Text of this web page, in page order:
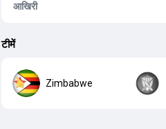
आखिरी
टीमें
Zimbabwe